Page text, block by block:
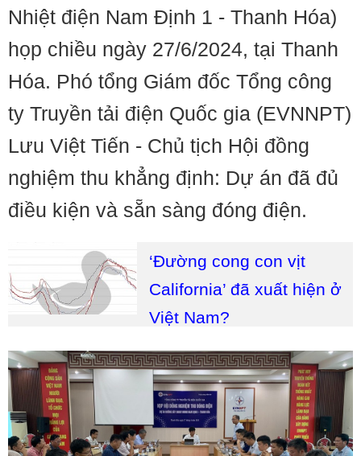
Nhiệt điện Nam Định 1 - Thanh Hóa)
họp chiều ngày 27/6/2024, tại Thanh
Hóa. Phó tổng Giám đốc Tổng công
ty Truyền tải điện Quốc gia (EVNNPT)
Lưu Việt Tiến - Chủ tịch Hội đồng
nghiệm thu khẳng định: Dự án đã đủ
điều kiện và sẵn sàng đóng điện.
‘Đường cong con vịt
California’ đã xuất hiện ở
Việt Nam?